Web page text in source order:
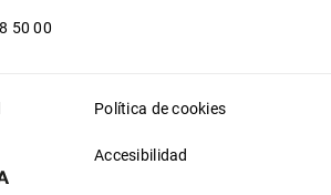
50 00
Política de cookies
Accesibilidad